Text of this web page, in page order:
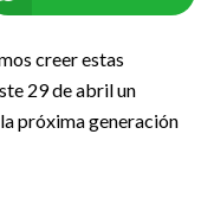
creer estas
29 de abril un
próxima generación